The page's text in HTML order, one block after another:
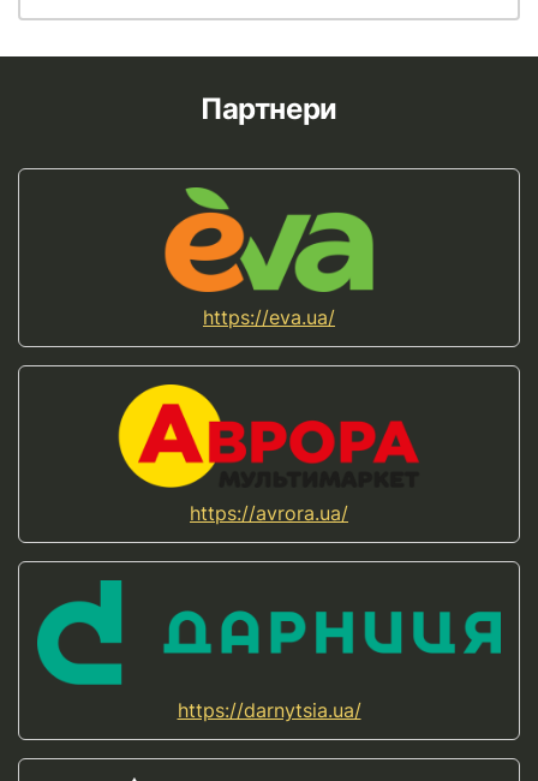
Партнери
https://eva.ua/
https://avrora.ua/
https://darnytsia.ua/